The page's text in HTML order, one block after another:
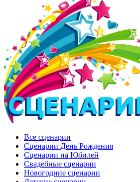
Все сценарии
Сценарии День Рождения
Сценарии на Юбилей
Свадебные сценарии
Новогодние сценарии